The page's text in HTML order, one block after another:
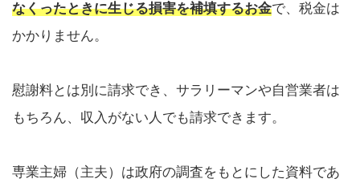
なくったときに生じる損害を補填するお金で、税金は
かかりません。
慰謝料とは別に請求でき、サラリーマンや自営業者は
もちろん、収入がない人でも請求できます。
専業主婦（主夫）は政府の調査をもとにした資料であ